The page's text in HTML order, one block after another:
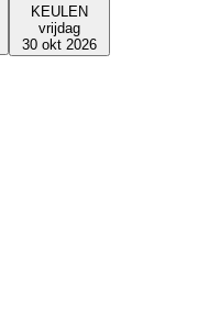
KEULEN
vrijdag
30 okt 2026